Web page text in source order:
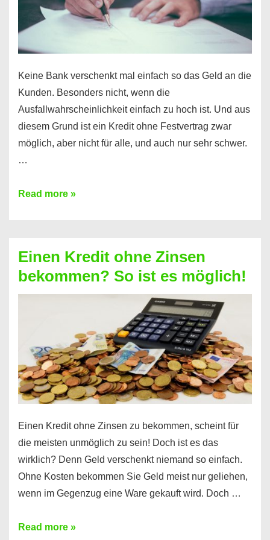
möglich!
Keine Bank verschenkt mal einfach so das Geld an die
Kunden. Besonders nicht, wenn die
Ausfallwahrscheinlichkeit einfach zu hoch ist. Und aus
diesem Grund ist ein Kredit ohne Festvertrag zwar
möglich, aber nicht für alle, und auch nur sehr schwer.
…
Ist
Festvertrag
für
jeden
erfahren
Sie
es
Read more »
Einen Kredit ohne Zinsen
bekommen? So ist es möglich!
Einen Kredit ohne Zinsen zu bekommen, scheint für
die meisten unmöglich zu sein! Doch ist es das
wirklich? Denn Geld verschenkt niemand so einfach.
Ohne Kosten bekommen Sie Geld meist nur geliehen,
wenn im Gegenzug eine Ware gekauft wird. Doch …
Einen
Read more »